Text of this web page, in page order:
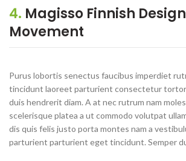
4. Magisso Finnish Design
Movement
Purus lobortis senectus faucibus imperdiet
tincidunt laoreet parturient consectetur tortor
duis hendrerit diam. A at nec rutrum nam
scelerisque platea a ut commodo volutpat
dis quis felis justo porta montes nam a
parturient parturient eget tincidunt. Semper